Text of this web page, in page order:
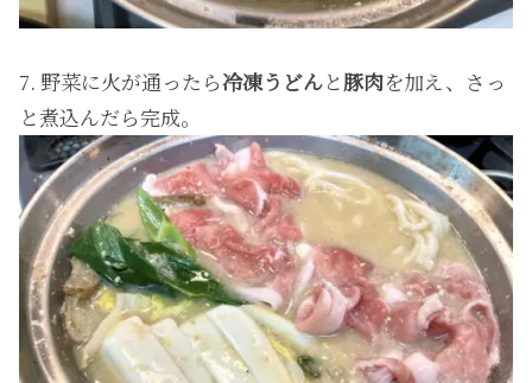
7. 野菜に火が通ったら冷凍うどんと豚肉を加え、さっ
と煮込んだら完成。